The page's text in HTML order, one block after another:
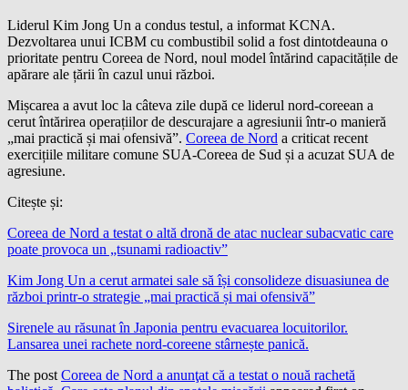
Liderul Kim Jong Un a condus testul, a informat KCNA.
Dezvoltarea unui ICBM cu combustibil solid a fost dintotdeauna o
prioritate pentru Coreea de Nord, noul model întărind capacitățile de
apărare ale țării în cazul unui război.
Mișcarea a avut loc la câteva zile după ce liderul nord-coreean a
cerut întărirea operațiilor de descurajare a agresiunii într-o manieră
„mai practică și mai ofensivă”. Coreea de Nord a criticat recent
exercițiile militare comune SUA-Coreea de Sud și a acuzat SUA de
agresiune.
Citește și:
Coreea de Nord a testat o altă dronă de atac nuclear subacvatic care
poate provoca un „tsunami radioactiv”
Kim Jong Un a cerut armatei sale să își consolideze disuasiunea de
război printr-o strategie „mai practică și mai ofensivă”
Sirenele au răsunat în Japonia pentru evacuarea locuitorilor.
Lansarea unei rachete nord-coreene stârnește panică.
The postCoreea de Nord a anunţat că a testat o nouă rachetă